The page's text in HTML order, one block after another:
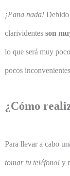
¡Pana nada! Debido
clarividentes son
lo que será muy
pocos
¿Cómo
Para llevar a cabo
tomar tu teléfono! y